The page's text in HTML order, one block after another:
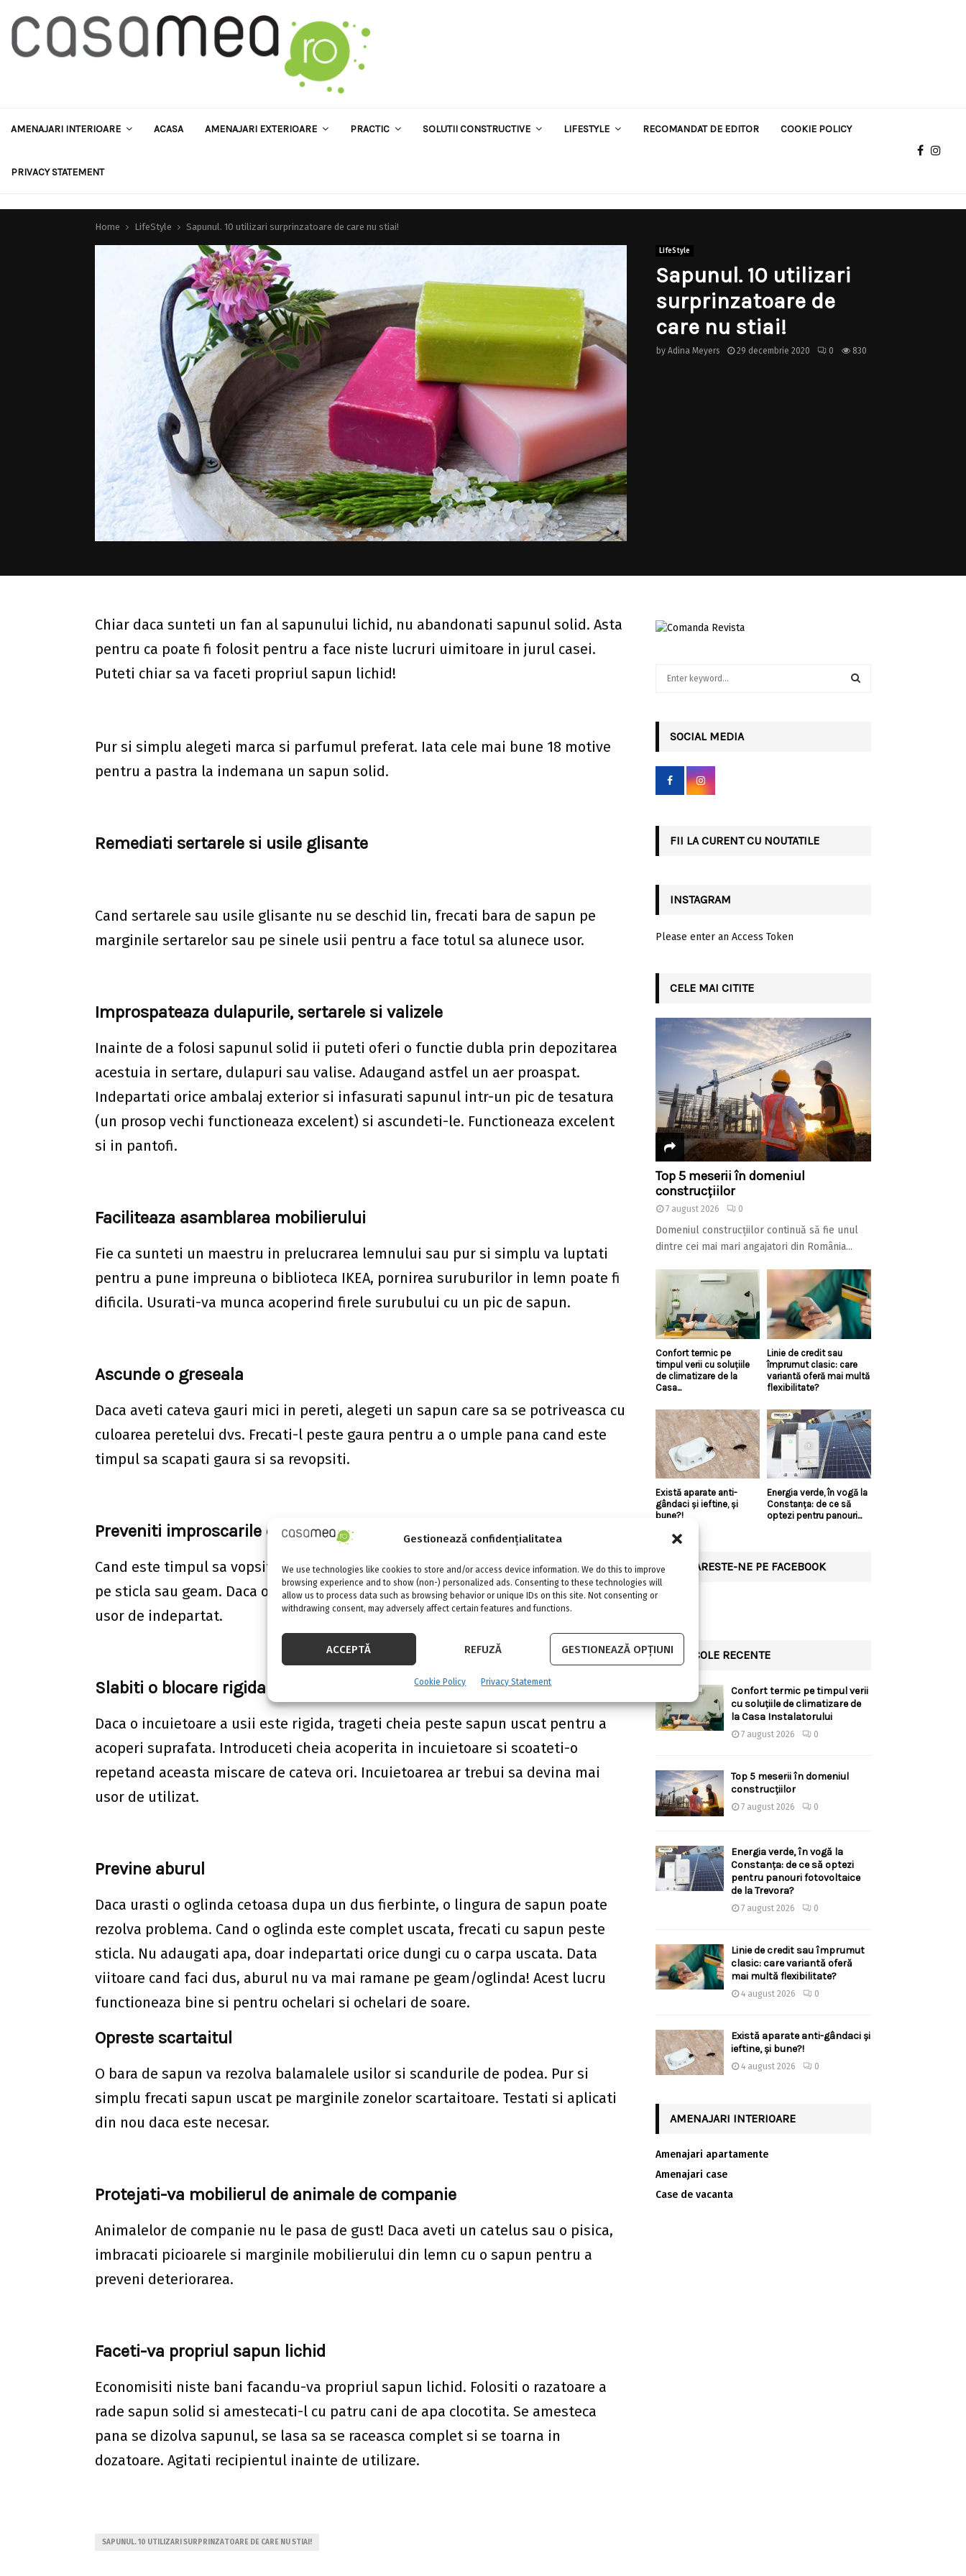
Gestionează confidențialitatea
We use technologies like cookies to store and/or access device information. We do this to improve
browsing experience and to show (non-) personalized ads. Consenting to these technologies will
allow us to process data such as browsing behavior or unique IDs on this site. Not consenting or
withdrawing consent, may adversely affect certain features and functions.
ACCEPTĂ REFUZĂ GESTIONEAZĂ OPȚIUNI
Cookie Policy Privacy Statement
AMENAJARI INTERIOARE ACASA AMENAJARI EXTERIOARE PRACTIC SOLUTII CONSTRUCTIVE LIFESTYLE RECOMANDAT DE EDITOR COOKIE POLICY
PRIVACY STATEMENT
Home LifeStyle Sapunul. 10 utilizari surprinzatoare de care nu stiai!
LifeStyle
Sapunul. 10 utilizari
surprinzatoare de
care nu stiai!
by Adina Meyers 29 decembrie 2020 0 830
Chiar daca sunteti un fan al sapunului lichid, nu abandonati sapunul solid. Asta
pentru ca poate fi folosit pentru a face niste lucruri uimitoare in jurul casei.
Puteti chiar sa va faceti propriul sapun lichid!
Pur si simplu alegeti marca si parfumul preferat. Iata cele mai bune 18 motive
pentru a pastra la indemana un sapun solid.
Remediati sertarele si usile glisante
Cand sertarele sau usile glisante nu se deschid lin, frecati bara de sapun pe
marginile sertarelor sau pe sinele usii pentru a face totul sa alunece usor.
Improspateaza dulapurile, sertarele si valizele
Inainte de a folosi sapunul solid ii puteti oferi o functie dubla prin depozitarea
acestuia in sertare, dulapuri sau valise. Adaugand astfel un aer proaspat.
Indepartati orice ambalaj exterior si infasurati sapunul intr-un pic de tesatura
(un prosop vechi functioneaza excelent) si ascundeti-le. Functioneaza excelent
si in pantofi.
Faciliteaza asamblarea mobilierului
Fie ca sunteti un maestru in prelucrarea lemnului sau pur si simplu va luptati
pentru a pune impreuna o biblioteca IKEA, pornirea suruburilor in lemn poate fi
dificila. Usurati-va munca acoperind firele surubului cu un pic de sapun.
Ascunde o greseala
Daca aveti cateva gauri mici in pereti, alegeti un sapun care sa se potriveasca cu
culoarea peretelui dvs. Frecati-l peste gaura pentru a o umple pana cand este
timpul sa scapati gaura si sa revopsiti.
Preveniti improscarile de vopsea
Cand este timpul sa vopsiti langa geamuri sau oglinzi, frecati o lingura de sapun
pe sticla sau geam. Daca obtineti un pic de vopsea pe acestea, sapunul il face
usor de indepartat.
Slabiti o blocare rigida
Daca o incuietoare a usii este rigida, trageti cheia peste sapun uscat pentru a
acoperi suprafata. Introduceti cheia acoperita in incuietoare si scoateti-o
repetand aceasta miscare de cateva ori. Incuietoarea ar trebui sa devina mai
usor de utilizat.
Previne aburul
Daca urasti o oglinda cetoasa dupa un dus fierbinte, o lingura de sapun poate
rezolva problema. Cand o oglinda este complet uscata, frecati cu sapun peste
sticla. Nu adaugati apa, doar indepartati orice dungi cu o carpa uscata. Data
viitoare cand faci dus, aburul nu va mai ramane pe geam/oglinda! Acest lucru
functioneaza bine si pentru ochelari si ochelari de soare.
Opreste scartaitul
O bara de sapun va rezolva balamalele usilor si scandurile de podea. Pur si
simplu frecati sapun uscat pe marginile zonelor scartaitoare. Testati si aplicati
din nou daca este necesar.
Protejati-va mobilierul de animale de companie
Animalelor de companie nu le pasa de gust! Daca aveti un catelus sau o pisica,
imbracati picioarele si marginile mobilierului din lemn cu o sapun pentru a
preveni deteriorarea.
Faceti-va propriul sapun lichid
Economisiti niste bani facandu-va propriul sapun lichid. Folositi o razatoare a
rade sapun solid si amestecati-l cu patru cani de apa clocotita. Se amesteca
pana se dizolva sapunul, se lasa sa se raceasca complet si se toarna in
dozatoare. Agitati recipientul inainte de utilizare.
SAPUNUL. 10 UTILIZARI SURPRINZATOARE DE CARE NU STIAI!
r
SOCIAL MEDIA
FII LA CURENT CU NOUTATILE
INSTAGRAM
Please enter an Access Token
CELE MAI CITITE
Top 5 meserii în domeniul
construcțiilor
7 august 2026 0
Domeniul construcțiilor continuă să fie unul
dintre cei mai mari angajatori din România...
Confort termic pe
timpul verii cu soluțiile
de climatizare de la
Casa...
Linie de credit sau
împrumut clasic: care
variantă oferă mai multă
flexibilitate?
Există aparate anti-
gândaci și ieftine, și
bune?!
Energia verde, în vogă la
Constanța: de ce să
optezi pentru panouri...
URMARESTE-NE PE FACEBOOK
ARTICOLE RECENTE
Confort termic pe timpul verii
cu soluțiile de climatizare de
la Casa Instalatorului
7 august 2026 0
Top 5 meserii în domeniul
construcțiilor
7 august 2026 0
Energia verde, în vogă la
Constanța: de ce să optezi
pentru panouri fotovoltaice
de la Trevora?
7 august 2026 0
Linie de credit sau împrumut
clasic: care variantă oferă
mai multă flexibilitate?
4 august 2026 0
Există aparate anti-gândaci și
ieftine, și bune?!
4 august 2026 0
AMENAJARI INTERIOARE
Amenajari apartamente
Amenajari case
Case de vacanta